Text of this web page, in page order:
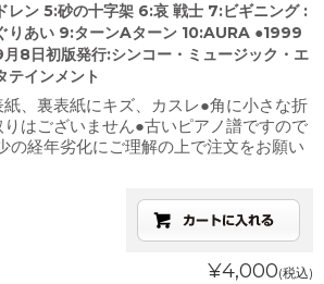
レン 5:砂の十字架 6:哀 戦士 7:ビギニング :
りあい 9:ターンAターン 10:AURA ●1999
8日初版発行:シンコー・ミュージック・エ
テインメント
紙、裏表紙にキズ、カスレ●角に小さな折
はございません●古いピアノ譜ですので
の経年劣化にご理解の上で注文をお願い
¥4,000(税込)